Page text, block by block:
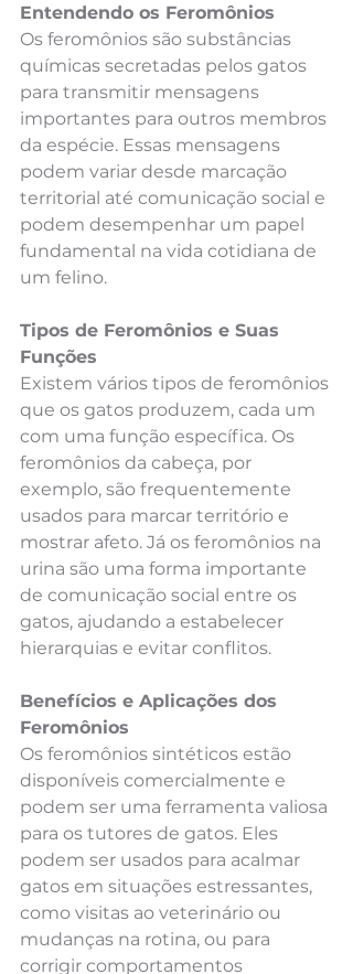
Entendendo os Feromônios
Os feromônios são substâncias
químicas secretadas pelos gatos
para transmitir mensagens
importantes para outros membros
da espécie. Essas mensagens
podem variar desde marcação
territorial até comunicação social e
podem desempenhar um papel
fundamental na vida cotidiana de
um felino.
Tipos de Feromônios e Suas
Funções
Existem vários tipos de feromônios
que os gatos produzem, cada um
com uma função específica. Os
feromônios da cabeça, por
exemplo, são frequentemente
usados para marcar território e
mostrar afeto. Já os feromônios na
urina são uma forma importante
de comunicação social entre os
gatos, ajudando a estabelecer
hierarquias e evitar conflitos.
Benefícios e Aplicações dos
Feromônios
Os feromônios sintéticos estão
disponíveis comercialmente e
podem ser uma ferramenta valiosa
para os tutores de gatos. Eles
podem ser usados para acalmar
gatos em situações estressantes,
como visitas ao veterinário ou
mudanças na rotina, ou para
corrigir comportamentos